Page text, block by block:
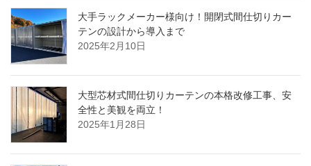
大手ラックメーカー様向け！開閉式間仕切りカー
テンの設計から導入まで
2025年2月10日
大型芯材式間仕切りカーテンの本格改修工事、安
全性と美観を両立！
2025年1月28日